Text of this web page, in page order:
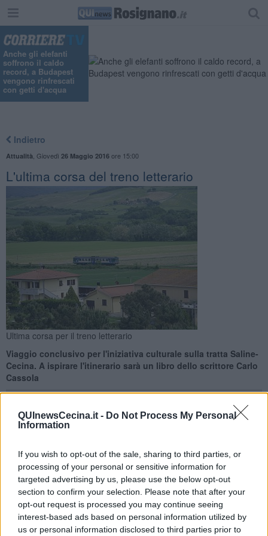
QUInewsCecina.it - Do Not Process My Personal
Information
If you wish to opt-out of the sale, sharing to third parties, or
processing of your personal or sensitive information for
targeted advertising by us, please use the below opt-out
section to confirm your selection. Please note that after your
opt-out request is processed you may continue seeing
interest-based ads based on personal information utilized by
us or personal information disclosed to third parties prior to
Anche gli elefanti
soffrono il caldo
record, a Budapest
vengono rinfrescati
con getti d'acqua
Indietro
Attualità Giovedì 26 Maggio 2016ore 15:00
L'ultima corsa del treno letterario
Ultima corsa per il treno letterario
Viaggio conclusivo per l'iniziativa culturale sulla tratta Saline-
Cecina. A ispirare l'itinerario sarà un libro dello scrittore Carlo
Cassola
CECINA —È un viaggio dell’anima attraverso le pagine diTempi
memorabili l’ultimoitinerario offerto dalTreno Letterariosulla
tratta Saline di Volterra-Cecina. Domenica 29 maggio
l'appuntamento con “I luoghi di Carlo Cassola”.
Il viaggio si svolgerà in compagnia del saggista e critico letterario
Daniele Luti.